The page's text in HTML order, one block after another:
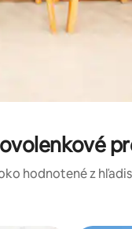
hodnotené z